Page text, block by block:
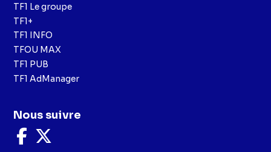
TF1 Le groupe
TF1+
TF1 INFO
TFOU MAX
TF1 PUB
TF1 AdManager
Nous suivre
Nous
suivre